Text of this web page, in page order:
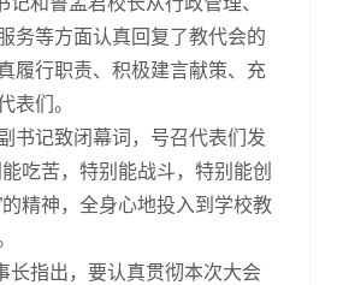
务等方面认真回复了教代会的
履行职责、积极建言献策、充
表们。
书记致闭幕词，号召代表们发
吃苦，特别能战斗，特别能创
精神，全身心地投入到学校教
指出，要认真贯彻本次大会